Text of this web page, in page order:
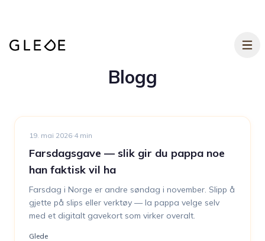
Blogg
19. mai 2026·4min
Farsdagsgave — slik gir du pappa noe
han faktisk vil ha
Farsdag i Norge er andre søndag i november. Slipp å
gjette på slips eller verktøy — la pappa velge selv
med et digitalt gavekort som virker overalt.
Glede